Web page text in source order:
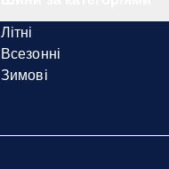
Літні
Всезонні
Зимові